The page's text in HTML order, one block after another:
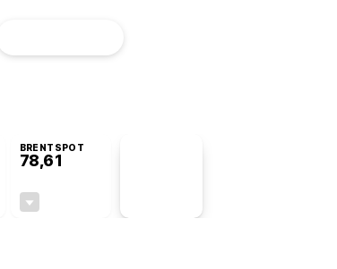
BRENTSPOT
78,61